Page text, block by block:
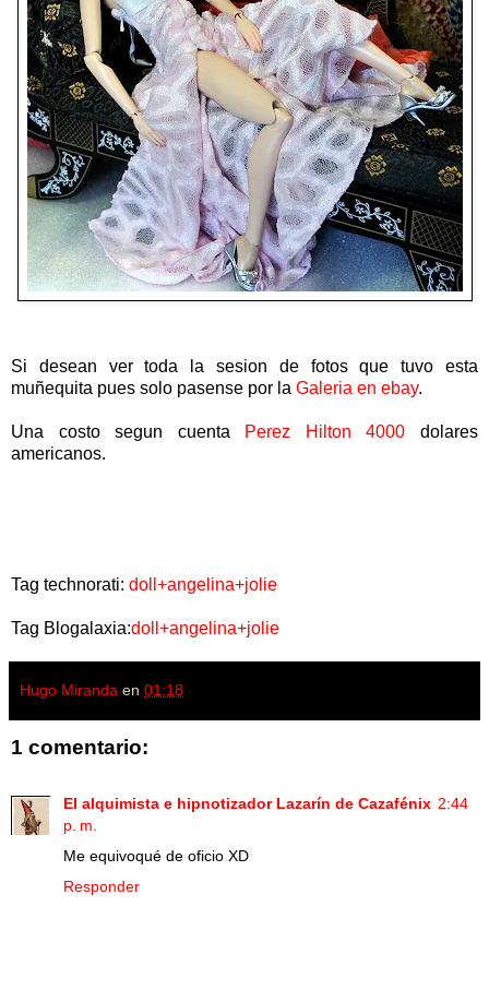
Si desean ver toda la sesion de fotos que tuvo esta
muñequita pues solo pasense por la Galeria en ebay.
Una costo segun cuenta Perez Hilton 4000dolares
americanos.
Tag technorati: doll+angelina+jolie
Tag Blogalaxia:doll+angelina+jolie
Hugo Miranda en 01:18
1 comentario:
El alquimista e hipnotizador Lazarín de Cazafénix 2:44
p. m.
Me equivoqué de oficio XD
Responder